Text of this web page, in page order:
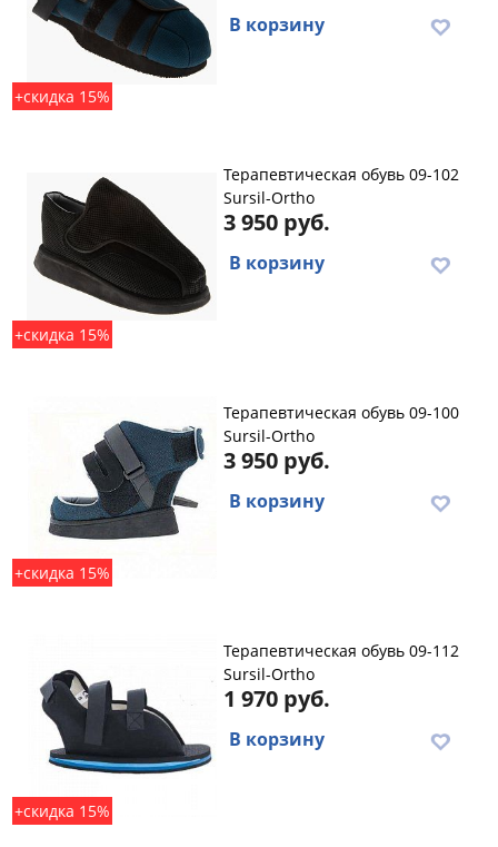
+скидка 15%
В корзину
+скидка 15%
Терапевтическая обувь 09-102
Sursil-Ortho
3 950 руб.
В корзину
+скидка 15%
Терапевтическая обувь 09-100
Sursil-Ortho
3 950 руб.
В корзину
+скидка 15%
Терапевтическая обувь 09-112
Sursil-Ortho
1 970 руб.
В корзину